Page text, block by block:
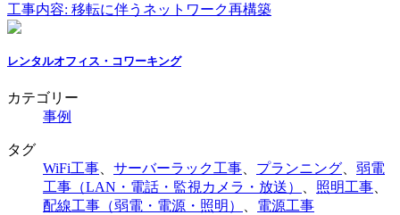
工事内容: 移転に伴うネットワーク再構築
レンタルオフィス・コワーキング
カテゴリー
事例
タグ
WiFi工事
サーバーラック工事 プランニング
弱電
工事（LAN・電話・監視カメラ・放送）
照明工事
配線工事（弱電・電源・照明）
電源工事